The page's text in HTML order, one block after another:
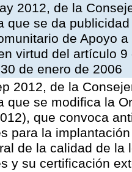
2012, de la
que se da
de Apoyo
virtud del artículo
de enero de 2006
2012, de la
que se modifica la
que convoca
para la
de la calidad de
y su certificación